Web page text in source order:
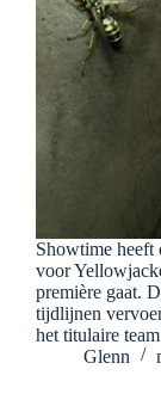
Showtime
voor
première gaat.
tijdlijnen
het titulaire
Glenn